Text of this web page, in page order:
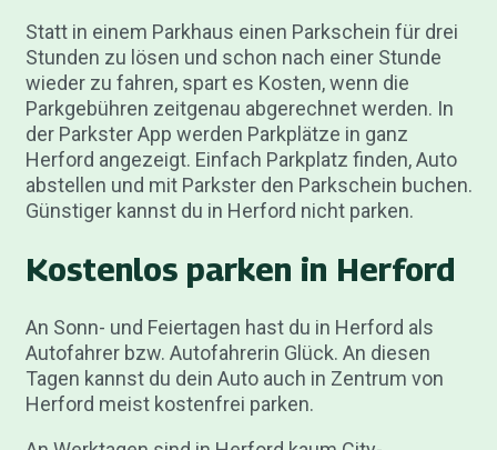
Statt in einem Parkhaus einen Parkschein für drei
Stunden zu lösen und schon nach einer Stunde
wieder zu fahren, spart es Kosten, wenn die
Parkgebühren zeitgenau abgerechnet werden. In
der Parkster App werden Parkplätze in ganz
Herford angezeigt. Einfach Parkplatz finden, Auto
abstellen und mit Parkster den Parkschein buchen.
Günstiger kannst du in Herford nicht parken.
Kostenlos parken in Herford
An Sonn- und Feiertagen hast du in Herford als
Autofahrer bzw. Autofahrerin Glück. An diesen
Tagen kannst du dein Auto auch in Zentrum von
Herford meist kostenfrei parken.